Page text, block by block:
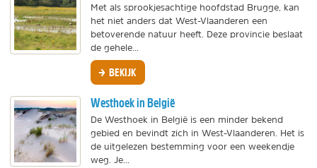
Met als sprookjesachtige hoofdstad Brugge, kan
het niet anders dat West-Vlaanderen een
betoverende natuur heeft. Deze provincie beslaat
de gehele...
BEKIJK
Westhoek in België
De Westhoek in België is een minder bekend
gebied en bevindt zich in West-Vlaanderen. Het is
de uitgelezen bestemming voor een weekendje
weg. Je...